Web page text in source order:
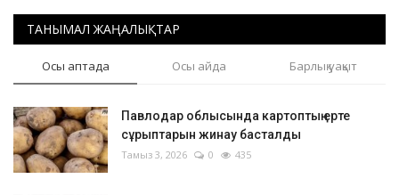
ТАНЫМАЛ ЖАҢАЛЫҚТАР
Осы аптада Осы айда Барлық уақыт
Павлодар облысында картоптың ерте
сұрыптарын жинау басталды
Тамыз 3, 2026 0 435